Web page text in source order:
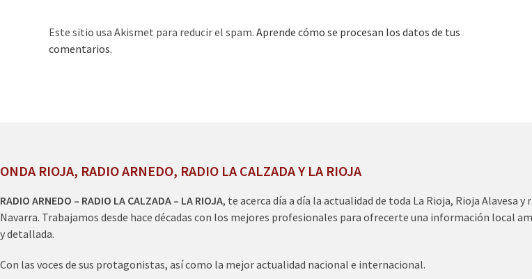
Este sitio usa Akismet para reducir el spam. Aprende cómo se procesan los datos de tus
comentarios.
ONDA RIOJA, RADIO ARNEDO, RADIO LA CALZADA Y LA RIOJA
RADIO ARNEDO – RADIO LA CALZADA – LA RIOJA, te acerca día a día la actualidad de toda La Rioja, Rioja Alavesa y
Navarra. Trabajamos desde hace décadas con los mejores profesionales para ofrecerte una información local
y detallada.
Con las voces de sus protagonistas, así como la mejor actualidad nacional e internacional.